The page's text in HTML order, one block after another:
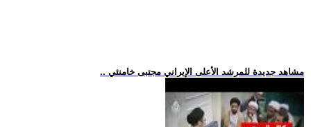
.. مشاهد جديدة للمرشد الأعلى الإيراني مجتبى خامنئي